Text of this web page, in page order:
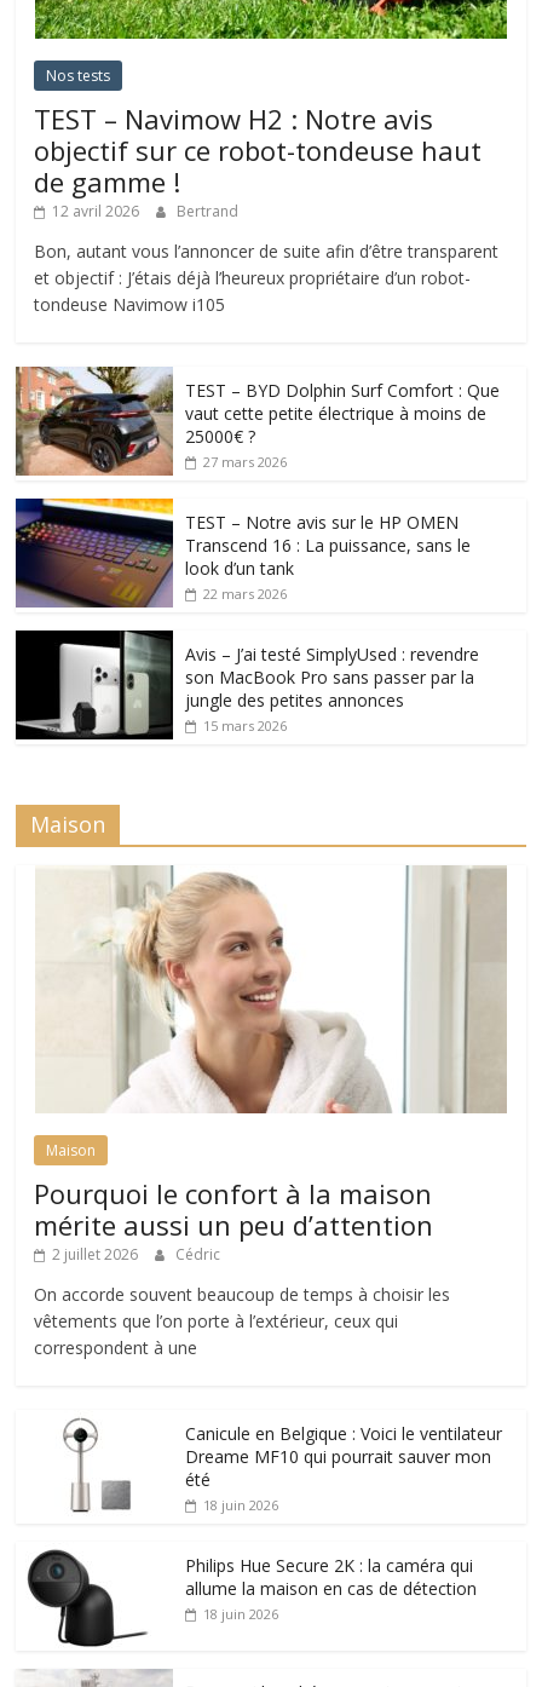
Nos tests
TEST – Navimow H2 : Notre avis
objectif sur ce robot-tondeuse haut
de gamme !
12 avril 2026 Bertrand
Bon, autant vous l’annoncer de suite afin d’être transparent
et objectif : J’étais déjà l’heureux propriétaire d’un robot-
tondeuse Navimow i105
TEST – BYD Dolphin Surf Comfort : Que
vaut cette petite électrique à moins de
25000€ ?
27 mars 2026
TEST – Notre avis sur le HP OMEN
Transcend 16 : La puissance, sans le
look d’un tank
22 mars 2026
Avis – J’ai testé SimplyUsed : revendre
son MacBook Pro sans passer par la
jungle des petites annonces
15 mars 2026
Maison
Maison
Pourquoi le confort à la maison
mérite aussi un peu d’attention
2 juillet 2026 Cédric
On accorde souvent beaucoup de temps à choisir les
vêtements que l’on porte à l’extérieur, ceux qui
correspondent à une
Canicule en Belgique : Voici le ventilateur
Dreame MF10 qui pourrait sauver mon
été
18 juin 2026
Philips Hue Secure 2K : la caméra qui
allume la maison en cas de détection
18 juin 2026